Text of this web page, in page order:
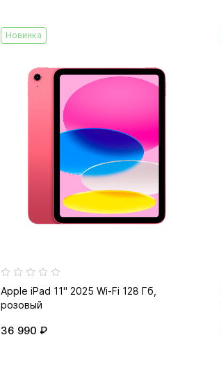
Новинка
Apple iPad 11" 2025 Wi-Fi 128 Гб,
розовый
36 990 ₽